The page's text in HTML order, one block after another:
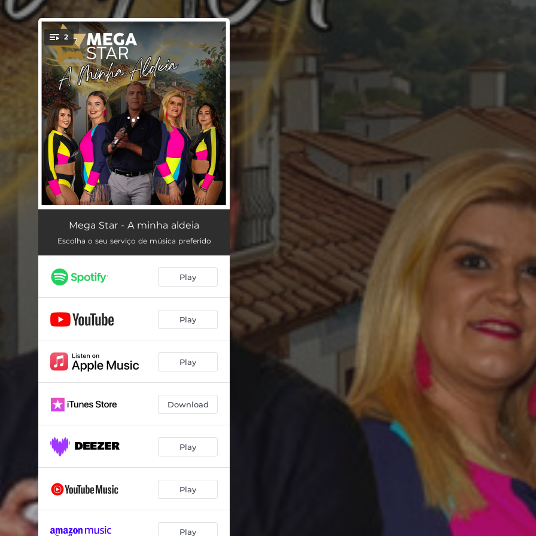
You're all set!
2
Até a noite acabar 03:53
Na minha aldeia 03:38
Mega Star - A minha aldeia
Escolha o seu serviço de música preferido
Play
Play
Play
Download
Play
Play
Play